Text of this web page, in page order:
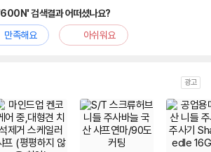
검색결과 어떠셨나요?
만족해요
아쉬워요
광고